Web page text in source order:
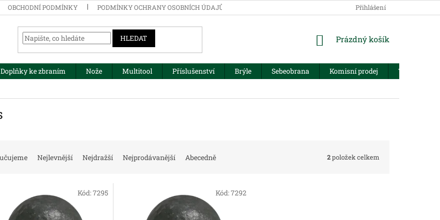
OBCHODNÍ PODMÍNKY PODMÍNKY OCHRANY OSOBNÍCH ÚDAJŮ Přihlášení
HLEDAT
NÁKUPNÍ
Prázdný košík
Doplňky ke zbraním Nože Multitool Příslušenství Brýle Sebeobrana Komisní prodej
Trezory
Nejlevnější Nejdražší Nejprodávanější Abecedně 2položek celkem
Kód:7295 Kód:7292